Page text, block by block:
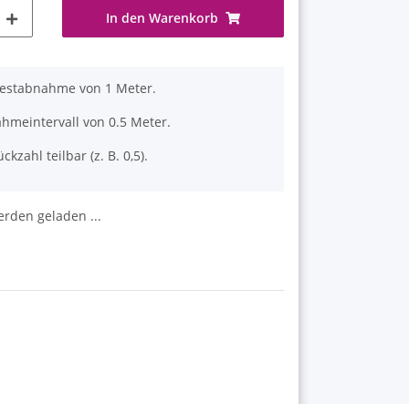
In den Warenkorb
von 1 Meter.
von 0.5 Meter.
teilbar (z. B. 0,5).
geladen ...